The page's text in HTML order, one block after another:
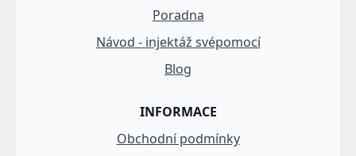
Poradna
Návod - injektáž svépomocí
Blog
INFORMACE
Obchodní podmínky